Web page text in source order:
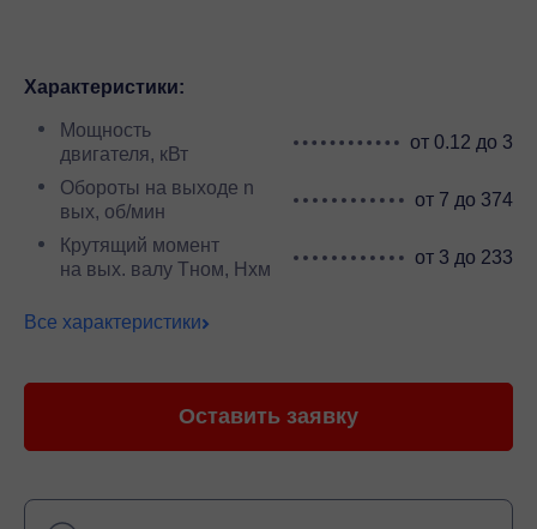
Характеристики:
Мощность
двигателя, кВт
от 0.12 до 3
Обороты на выходе n
вых, об/мин
от 7 до 374
Крутящий момент
на вых. валу Тном, Нхм
от 3 до 233
Все характеристики
Оставить заявку